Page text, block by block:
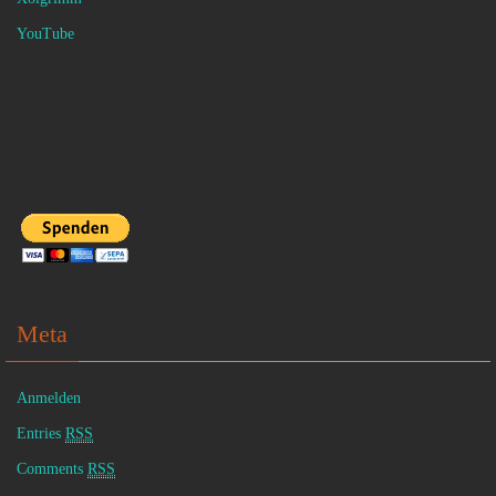
YouTube
Meta
Anmelden
Entries RSS
Comments RSS